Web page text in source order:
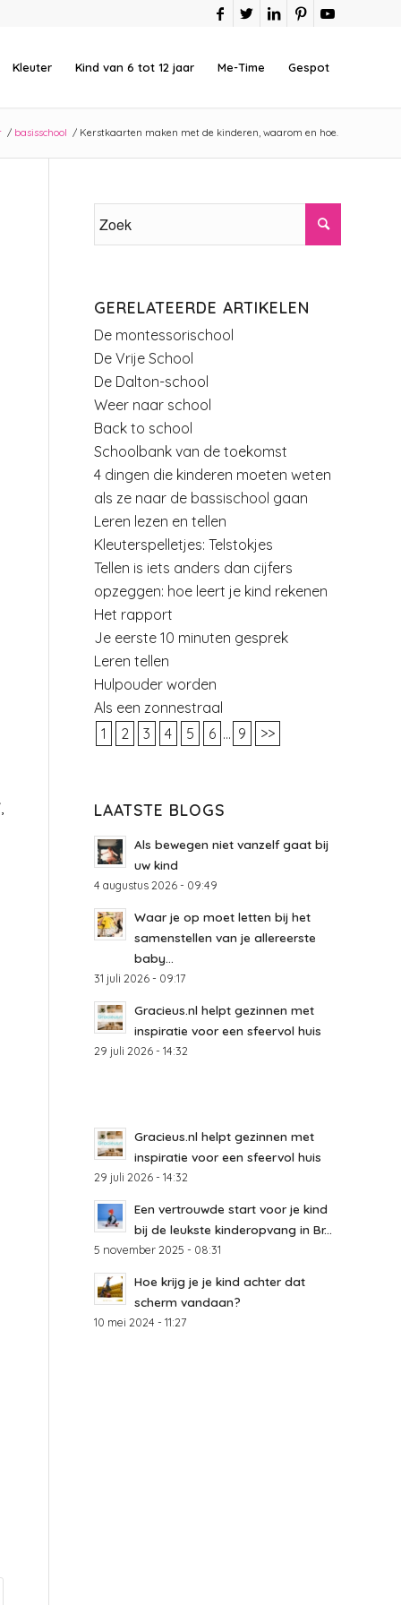
Kleuter Kind van 6 tot 12 jaar Me-Time Gespot
/ basisschool / Kerstkaarten maken met de kinderen, waarom en hoe.
GERELATEERDE ARTIKELEN
De montessorischool
De Vrije School
De Dalton-school
Weer naar school
Back to school
Schoolbank van de toekomst
4 dingen die kinderen moeten weten
als ze naar de bassischool gaan
Leren lezen en tellen
Kleuterspelletjes: Telstokjes
Tellen is iets anders dan cijfers
opzeggen: hoe leert je kind rekenen
Het rapport
Je eerste 10 minuten gesprek
Leren tellen
Hulpouder worden
Als een zonnestraal
1
2 3 4 5 6 ... 9 >>
LAATSTE BLOGS
Als bewegen niet vanzelf gaat bij
uw kind
4 augustus 2026 - 09:49
Waar je op moet letten bij het
samenstellen van je allereerste
baby...
31 juli 2026 - 09:17
Gracieus.nl helpt gezinnen met
inspiratie voor een sfeervol huis
29 juli 2026 - 14:32
Gracieus.nl helpt gezinnen met
inspiratie voor een sfeervol huis
29 juli 2026 - 14:32
Een vertrouwde start voor je kind
bij de leukste kinderopvang in Br...
5 november 2025 - 08:31
Hoe krijg je je kind achter dat
scherm vandaan?
10 mei 2024 - 11:27